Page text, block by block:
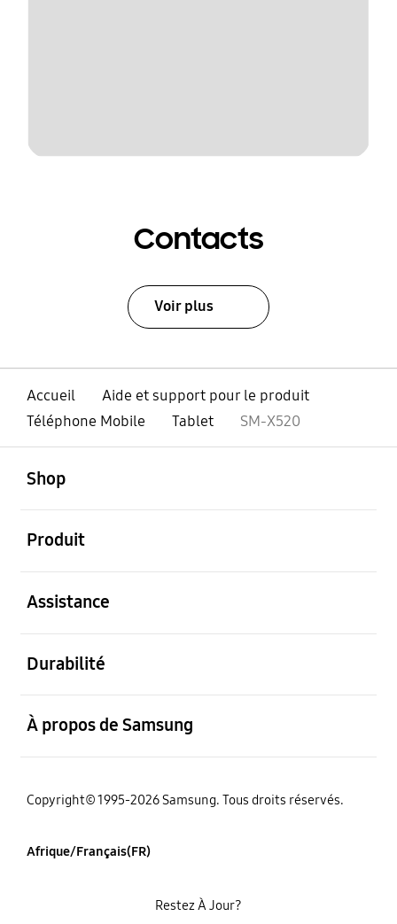
Contacts
Voir plus
Accueil
Aide et support pour le produit
Téléphone Mobile
Tablet SM-X520
Shop
Produit
Assistance
Durabilité
À propos de Samsung
Copyright© 1995-2026 Samsung. Tous droits réservés.
Afrique/Français(FR)
Restez À Jour?